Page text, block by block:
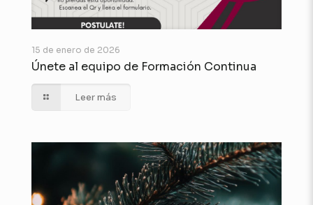
15 de enero de 2026
Únete al equipo de Formación Continua
Leer más